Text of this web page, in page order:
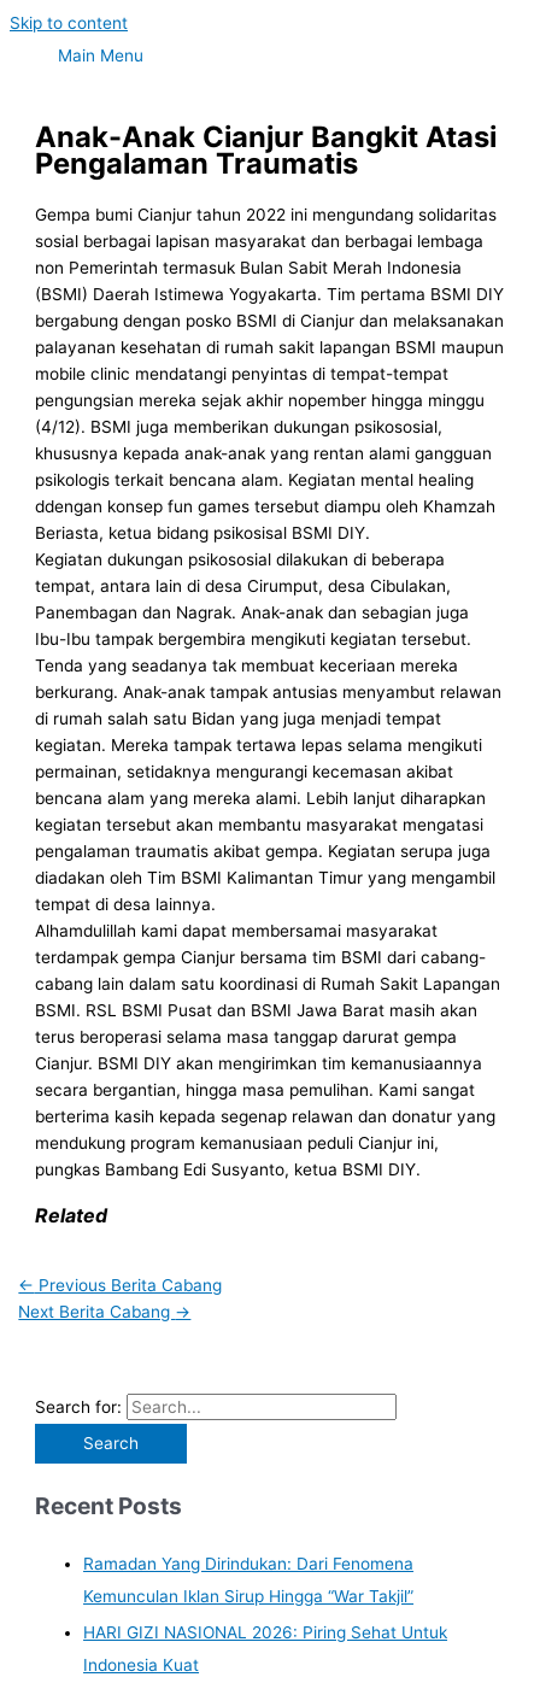
Skip to content
Main Menu
Anak-Anak Cianjur Bangkit Atasi
Pengalaman Traumatis
Gempa bumi Cianjur tahun 2022 ini mengundang solidaritas
sosial berbagai lapisan masyarakat dan berbagai lembaga
non Pemerintah termasuk Bulan Sabit Merah Indonesia
(BSMI) Daerah Istimewa Yogyakarta. Tim pertama BSMI DIY
bergabung dengan posko BSMI di Cianjur dan melaksanakan
palayanan kesehatan di rumah sakit lapangan BSMI maupun
mobile clinic mendatangi penyintas di tempat-tempat
pengungsian mereka sejak akhir nopember hingga minggu
(4/12). BSMI juga memberikan dukungan psikososial,
khususnya kepada anak-anak yang rentan alami gangguan
psikologis terkait bencana alam. Kegiatan mental healing
ddengan konsep fun games tersebut diampu oleh Khamzah
Beriasta, ketua bidang psikosisal BSMI DIY.
Kegiatan dukungan psikososial dilakukan di beberapa
tempat, antara lain di desa Cirumput, desa Cibulakan,
Panembagan dan Nagrak. Anak-anak dan sebagian juga
Ibu-Ibu tampak bergembira mengikuti kegiatan tersebut.
Tenda yang seadanya tak membuat keceriaan mereka
berkurang. Anak-anak tampak antusias menyambut relawan
di rumah salah satu Bidan yang juga menjadi tempat
kegiatan. Mereka tampak tertawa lepas selama mengikuti
permainan, setidaknya mengurangi kecemasan akibat
bencana alam yang mereka alami. Lebih lanjut diharapkan
kegiatan tersebut akan membantu masyarakat mengatasi
pengalaman traumatis akibat gempa. Kegiatan serupa juga
diadakan oleh Tim BSMI Kalimantan Timur yang mengambil
tempat di desa lainnya.
Alhamdulillah kami dapat membersamai masyarakat
terdampak gempa Cianjur bersama tim BSMI dari cabang-
cabang lain dalam satu koordinasi di Rumah Sakit Lapangan
BSMI. RSL BSMI Pusat dan BSMI Jawa Barat masih akan
terus beroperasi selama masa tanggap darurat gempa
Cianjur. BSMI DIY akan mengirimkan tim kemanusiaannya
secara bergantian, hingga masa pemulihan. Kami sangat
berterima kasih kepada segenap relawan dan donatur yang
mendukung program kemanusiaan peduli Cianjur ini,
pungkas Bambang Edi Susyanto, ketua BSMI DIY.
Related
← Previous Berita Cabang
Next Berita Cabang →
Search for:
Recent Posts
Ramadan Yang Dirindukan: Dari Fenomena
Kemunculan Iklan Sirup Hingga “War Takjil”
HARI GIZI NASIONAL 2026: Piring Sehat Untuk
Indonesia Kuat